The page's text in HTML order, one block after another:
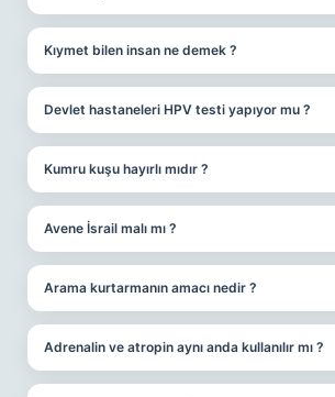
Kıymet bilen insan ne demek ?
Devlet hastaneleri HPV testi yapıyor mu ?
Kumru kuşu hayırlı mıdır ?
Avene İsrail malı mı ?
Arama kurtarmanın amacı nedir ?
Adrenalin ve atropin aynı anda kullanılır mı ?